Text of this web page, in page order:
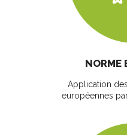
NORME
Application
européennes